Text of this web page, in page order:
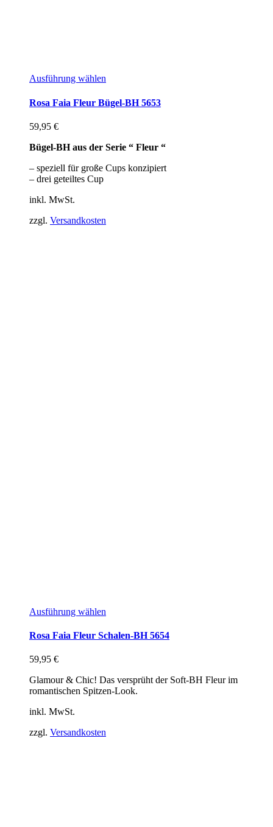
Ausführung wählen
Rosa Faia Fleur Bügel-BH 5653
59,95 €
Bügel-BH aus der Serie “ Fleur “
– speziell für große Cups konzipiert
– drei geteiltes Cup
inkl. MwSt.
zzgl. Versandkosten
Ausführung wählen
Rosa Faia Fleur Schalen-BH 5654
59,95 €
Glamour & Chic! Das versprüht der Soft-BH Fleur im
romantischen Spitzen-Look.
inkl. MwSt.
zzgl. Versandkosten